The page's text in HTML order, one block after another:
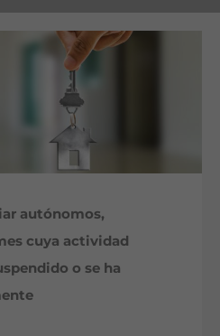
autónomos,
cuya actividad
o se ha